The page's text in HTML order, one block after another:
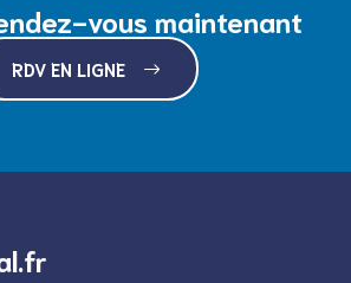
vous maintenant
RDV EN LIGNE